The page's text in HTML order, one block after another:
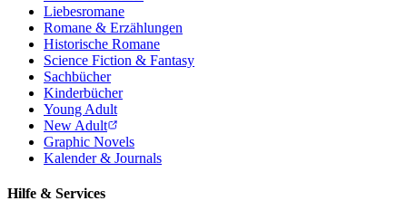
Liebesromane
Romane & Erzählungen
Historische Romane
Science Fiction & Fantasy
Sachbücher
Kinderbücher
Young Adult
New Adult
Graphic Novels
Kalender & Journals
Hilfe & Services